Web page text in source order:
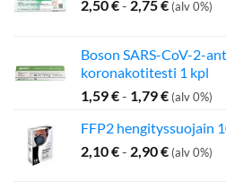
2,50€- 2,75€ (alv 0%)
Boson SARS-CoV-2-
koronakotitesti 1 kpl
1,59€- 1,79€ (alv 0%)
FFP2 hengityssuojain
2,10€- 2,90€ (alv 0%)